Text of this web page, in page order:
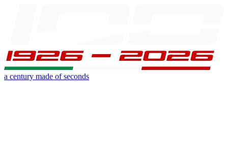
a century made of seconds